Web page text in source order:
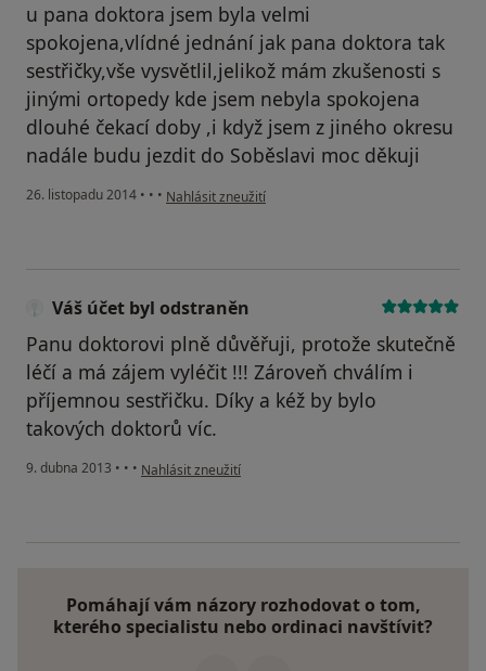
u pana doktora jsem byla velmi
spokojena,vlídné jednání jak pana doktora tak
sestřičky,vše vysvětlil,jelikož mám zkušenosti s
jinými ortopedy kde jsem nebyla spokojena
dlouhé čekací doby ,i když jsem z jiného okresu
nadále budu jezdit do Soběslavi moc děkuji
26. listopadu 2014 • • • podle názoru uživatele Váš účet byl odstraněn
Nahlásit zneužití
Váš účet byl odstraněn
Panu doktorovi plně důvěřuji, protože skutečně
léčí a má zájem vyléčit !!! Zároveň chválím i
příjemnou sestřičku. Díky a kéž by bylo
takových doktorů víc.
9. dubna 2013 • • • podle názoru uživatele Váš účet byl odstraněn
Nahlásit zneužití
Pomáhají vám názory rozhodovat o tom,
kterého specialistu nebo ordinaci navštívit?